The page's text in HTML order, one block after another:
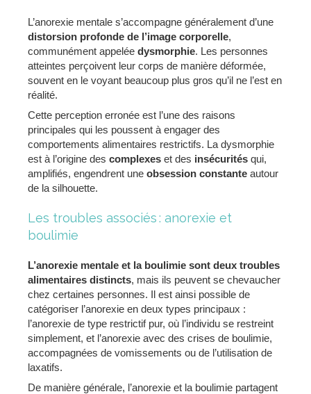
L’anorexie mentale s’accompagne généralement d’une
distorsion profonde de l’image corporelle,
communément appelée dysmorphie. Les personnes
atteintes perçoivent leur corps de manière déformée,
souvent en le voyant beaucoup plus gros qu’il ne l’est en
réalité.
Cette perception erronée est l’une des raisons
principales qui les poussent à engager des
comportements alimentaires restrictifs. La dysmorphie
est à l’origine des complexes et des insécurités qui,
amplifiés, engendrent une obsession constante autour
de la silhouette.
Les troubles associés : anorexie et
boulimie
L’anorexie mentale et la boulimie sont deux troubles
alimentaires distincts, mais ils peuvent se chevaucher
chez certaines personnes. Il est ainsi possible de
catégoriser l’anorexie en deux types principaux :
l’anorexie de type restrictif pur, où l’individu se restreint
simplement, et l’anorexie avec des crises de boulimie,
accompagnées de vomissements ou de l’utilisation de
laxatifs.
De manière générale, l’anorexie et la boulimie partagent